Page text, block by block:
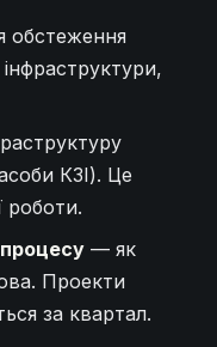
обстеження
КЗІ). Це
роботи.
— як
Проекти
за квартал.